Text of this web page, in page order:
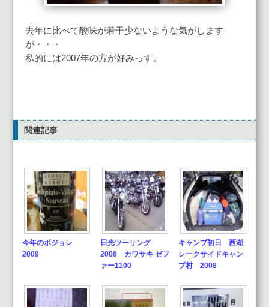
去年に比べて酸味が若干少ないような気がします
が・・・
私的には2007年の方が好みっす。
関連記事
今年のボジョレ
2009
日光ツーリング
2008 カワサキ ゼフ
ァー1100
キャンプ初日 西湖
レークサイドキャン
プ村 2008